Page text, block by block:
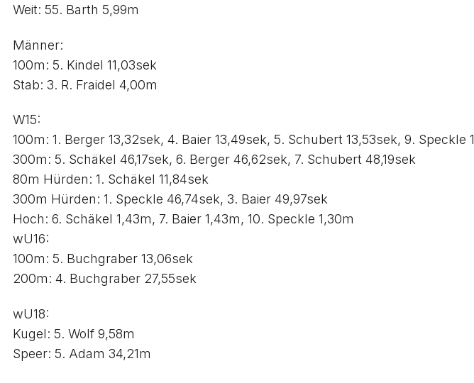
Weit: 55. Barth 5,99m
Männer:
100m: 5. Kindel 11,03sek
Stab: 3. R. Fraidel 4,00m
W15:
100m: 1. Berger 13,32sek, 4. Baier 13,49sek, 5. Schubert 13,53sek, 9. Speckle
300m: 5. Schäkel 46,17sek, 6. Berger 46,62sek, 7. Schubert 48,19sek
80m Hürden: 1. Schäkel 11,84sek
300m Hürden: 1. Speckle 46,74sek, 3. Baier 49,97sek
Hoch: 6. Schäkel 1,43m, 7. Baier 1,43m, 10. Speckle 1,30m
wU16:
100m: 5. Buchgraber 13,06sek
200m: 4. Buchgraber 27,55sek
wU18:
Kugel: 5. Wolf 9,58m
Speer: 5. Adam 34,21m